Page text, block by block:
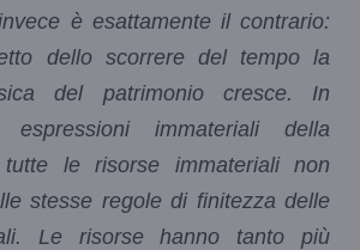
è esattamente il contrario:
dello scorrere del tempo la
del patrimonio cresce. In
immateriali della
le risorse immateriali non
stesse regole di finitezza delle
Le risorse hanno tanto più